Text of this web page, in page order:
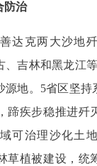
防治
达克两大沙地
、吉林和黑龙江
源地。5省区坚持
蹄疾步稳推进歼
可治理沙化土
草植被建设，统